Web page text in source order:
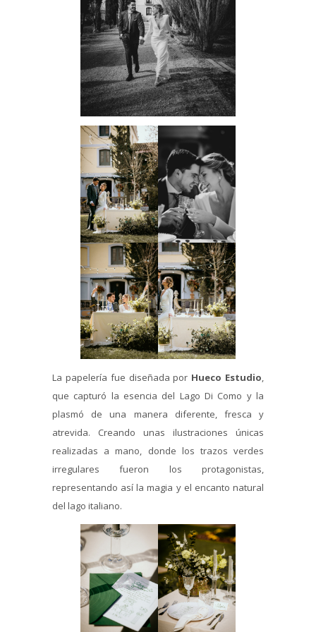
La papelería fue diseñada por Hueco Estudio,
que capturó la esencia del Lago Di Como y la
plasmó de una manera diferente, fresca y
atrevida. Creando unas ilustraciones únicas
realizadas a mano, donde los trazos verdes
irregulares fueron los protagonistas,
representando así la magia y el encanto natural
del lago italiano.